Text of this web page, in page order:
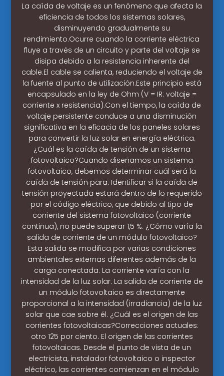
La caída de voltaje es un fenómeno que afecta la
eficiencia de todos los sistemas solares,
disminuyendo gradualmente su
rendimiento.Ocurre cuando la corriente eléctrica
fluye a través de un circuito y parte del voltaje se
disipa debido a la resistencia inherente del
cable.El cable se calienta, reduciendo el voltaje de
la fuente al punto de utilización.Este principio está
encapsulado en la ley de Ohm (V = IR: voltaje =
corriente x resistencia).Con el tiempo, la caída de
voltaje persistente conduce a una disminución
significativa en la eficacia de los paneles solares
para convertir la luz solar en energía eléctrica.
¿Cuál es la caída de tensión de un sistema
fotovoltaico?Cuando diseñamos un sistema
fotovoltaico, debemos determinar cuál será la
caída de tensión para: Identificar si la caída de
tensión proyectada estará dentro de lo requerido
por el código eléctrico, que debido al tipo de
corriente del sistema fotovoltaico (corriente
continua), no puede superar 1,5 %. ¿Cómo varía la
salida de corriente de un módulo fotovoltaico?
Esta salida se modifica por varias condiciones
ambientales externas diferentes además de la
carga conectada. La corriente varía con la
intensidad de la luz solar. La salida de corriente de
un módulo fotovoltaico es directamente
proporcional a la intensidad (irradiancia) de la luz
solar que cae sobre él. ¿Cuál es el origen de las
corrientes fotovoltaicas?Correcciones actuales:
otro 125 por ciento. El origen de las corrientes
fotovoltaicas. Desde el punto de vista de un
electricista, instalador fotovoltaico o inspector
eléctrico, las corrientes comienzan en el módulo